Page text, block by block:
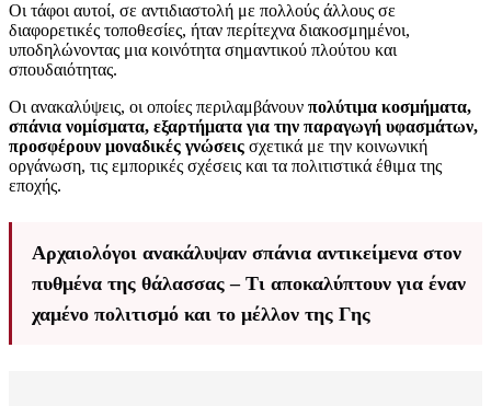
Οι τάφοι αυτοί, σε αντιδιαστολή με πολλούς άλλους σε
διαφορετικές τοποθεσίες, ήταν περίτεχνα διακοσμημένοι,
υποδηλώνοντας μια κοινότητα σημαντικού πλούτου και
σπουδαιότητας.
Οι ανακαλύψεις, οι οποίες περιλαμβάνουν πολύτιμα κοσμήματα,
σπάνια νομίσματα, εξαρτήματα για την παραγωγή υφασμάτων,
προσφέρουν μοναδικές γνώσεις σχετικά με την κοινωνική
οργάνωση, τις εμπορικές σχέσεις και τα πολιτιστικά έθιμα της
εποχής.
Αρχαιολόγοι ανακάλυψαν σπάνια αντικείμενα στον
πυθμένα της θάλασσας – Τι αποκαλύπτουν για έναν
χαμένο πολιτισμό και το μέλλον της Γης